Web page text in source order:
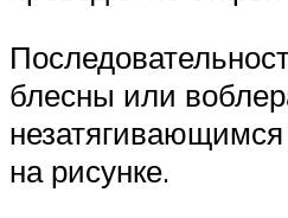
блесны или
на рисунке.